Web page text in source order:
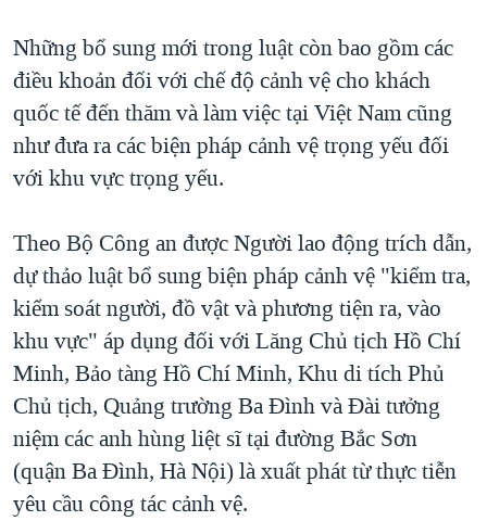
Những bổ sung mới trong luật còn bao gồm các
điều khoản đối với chế độ cảnh vệ cho khách
quốc tế đến thăm và làm việc tại Việt Nam cũng
như đưa ra các biện pháp cảnh vệ trọng yếu đối
với khu vực trọng yếu.
Theo Bộ Công an được Người lao động trích dẫn,
dự thảo luật bổ sung biện pháp cảnh vệ "kiểm tra,
kiểm soát người, đồ vật và phương tiện ra, vào
khu vực" áp dụng đối với Lăng Chủ tịch Hồ Chí
Minh, Bảo tàng Hồ Chí Minh, Khu di tích Phủ
Chủ tịch, Quảng trường Ba Đình và Đài tưởng
niệm các anh hùng liệt sĩ tại đường Bắc Sơn
(quận Ba Đình, Hà Nội) là xuất phát từ thực tiễn
yêu cầu công tác cảnh vệ.